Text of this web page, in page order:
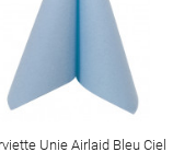
Unie Airlaid Bleu Ciel